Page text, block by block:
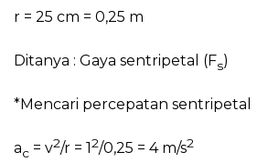
r = 25 cm = 0,25 m
Ditanya : Gaya sentripetal (Fs)
*Mencari percepatan sentripetal
ac = v2/r = 12/0,25 = 4 m/s2